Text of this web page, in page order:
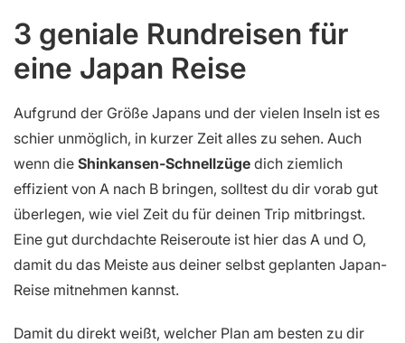
3 geniale Rundreisen für
eine Japan Reise
Aufgrund der Größe Japans und der vielen Inseln ist es
schier unmöglich, in kurzer Zeit alles zu sehen. Auch
wenn die Shinkansen-Schnellzüge dich ziemlich
effizient von A nach B bringen, solltest du dir vorab gut
überlegen, wie viel Zeit du für deinen Trip mitbringst.
Eine gut durchdachte Reiseroute ist hier das A und O,
damit du das Meiste aus deiner selbst geplanten Japan-
Reise mitnehmen kannst.
Damit du direkt weißt, welcher Plan am besten zu dir